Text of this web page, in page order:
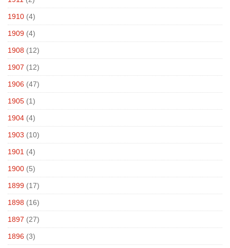
1910 (4)
1909 (4)
1908 (12)
1907 (12)
1906 (47)
1905 (1)
1904 (4)
1903 (10)
1901 (4)
1900 (5)
1899 (17)
1898 (16)
1897 (27)
1896 (3)